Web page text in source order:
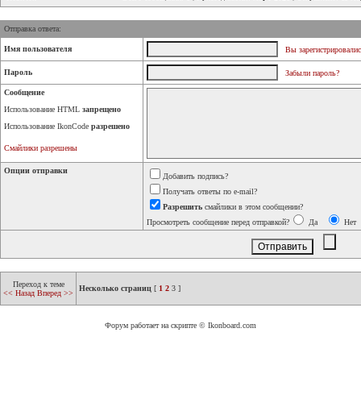
Отправка ответа:
Имя пользователя Вы
Пароль Забыли пароль?
Сообщение
Использование HTML запрещено
Использование IkonCode разрешено
Смайлики разрешены
Опции отправки
Добавить подпись?
Получать ответы по e-mail?
Разрешить смайлики в этом сообщении?
Просмотреть сообщение перед отправкой?
Да Нет
Переход к теме
<< Назад Вперед >>
Несколько страниц [ 1 2 3 ]
Форум работает на скрипте © Ikonboard.com